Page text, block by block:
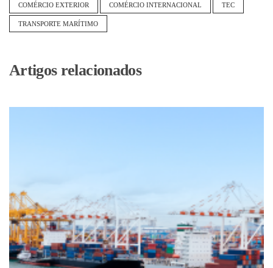
COMÉRCIO EXTERIOR COMÉRCIO INTERNACIONAL TEC
TRANSPORTE MARÍTIMO
Artigos relacionados